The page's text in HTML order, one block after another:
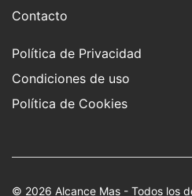
Contacto
Política de Privacidad
Condiciones de uso
Política de Cookies
© 2026 Alcance Mas - Todos los